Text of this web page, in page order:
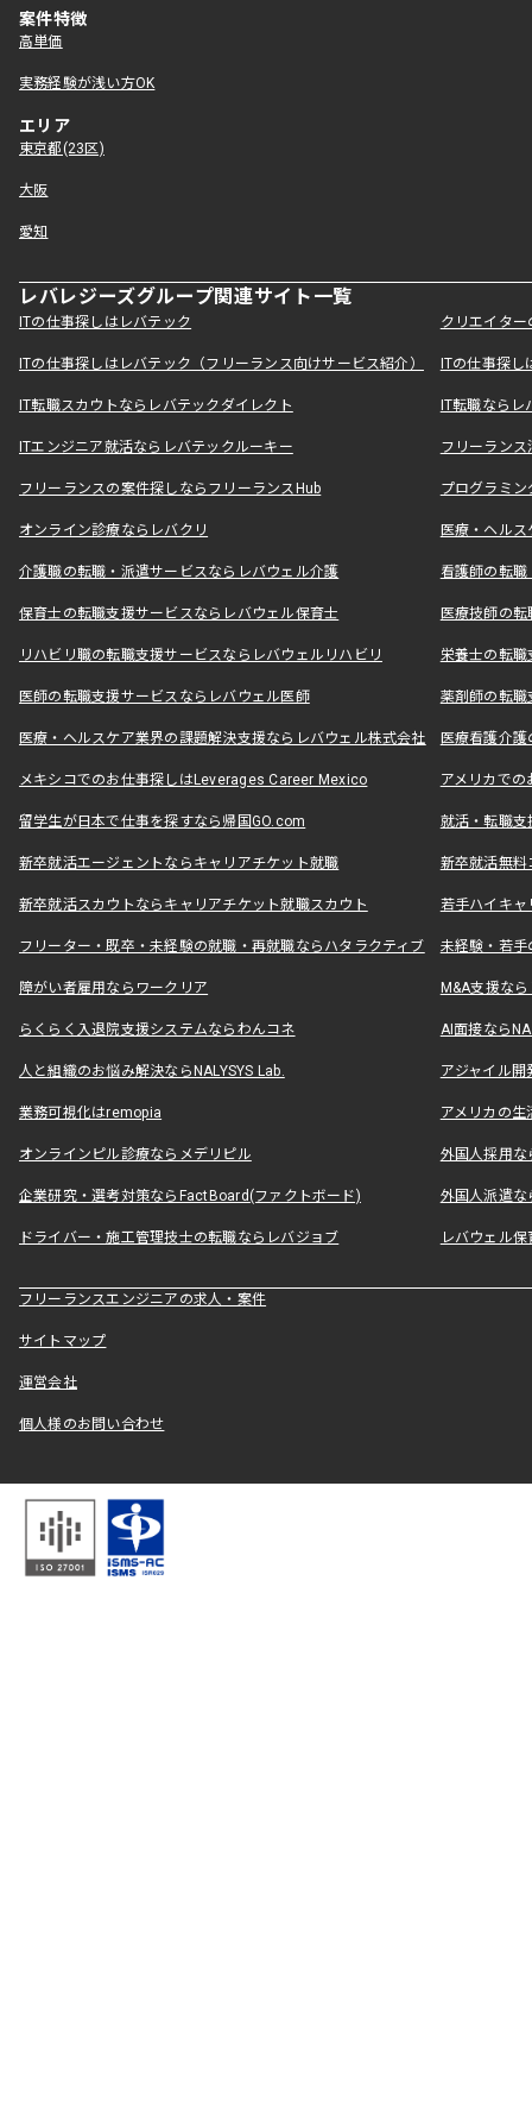
案件特徴
高単価
実務経験が浅い方OK
エリア
東京都(23区)
大阪
愛知
レバレジーズグループ関連サイト一覧
ITの仕事探しはレバテック クリエイタ
ITの仕事探しはレバテック（フリーランス向けサービス紹介） ITの仕事探
IT転職スカウトならレバテックダイレクト IT転職なら
ITエンジニア就活ならレバテックルーキー フリーラン
フリーランスの案件探しならフリーランスHub プログラミ
オンライン診療ならレバクリ 医療・ヘル
介護職の転職・派遣サービスならレバウェル介護 看護師の転
保育士の転職支援サービスならレバウェル保育士 医療技師の
リハビリ職の転職支援サービスならレバウェルリハビリ 栄養士の転
医師の転職支援サービスならレバウェル医師 薬剤師の転
医療・ヘルスケア業界の課題解決支援ならレバウェル株式会社 医療看護介
メキシコでのお仕事探しはLeverages Career Mexico アメリカで
留学生が日本で仕事を探すなら帰国GO.com 就活・転職
新卒就活エージェントならキャリアチケット就職 新卒就活無料
新卒就活スカウトならキャリアチケット就職スカウト 若手ハイキ
フリーター・既卒・未経験の就職・再就職ならハタラクティブ 未経験・若手
障がい者雇用ならワークリア M&A支援な
らくらく入退院支援システムならわんコネ AI面接なら
人と組織のお悩み解決ならNALYSYS Lab. アジャイル
業務可視化はremopia アメリカの
オンラインピル診療ならメデリピル 外国人採用
企業研究・選考対策ならFactBoard(ファクトボード) 外国人派遣な
ドライバー・施工管理技士の転職ならレバジョブ レバウェル
フリーランスエンジニアの求人・案件
サイトマップ
運営会社
個人様のお問い合わせ